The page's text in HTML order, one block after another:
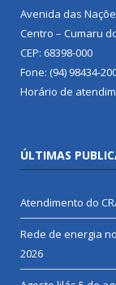
Avenida das
Centro – Cumaru
CEP: 68398-000
Fone: (94) 98434-
Horário de
ÚLTIMAS
Atendimento do
Rede de energia
2026